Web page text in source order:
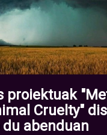
proiektuak
Cruelty"
abenduan